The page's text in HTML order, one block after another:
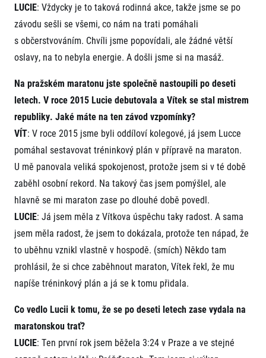
LUCIE: Vždycky je to taková rodinná akce, takže jsme se po
závodu sešli se všemi, co nám na trati pomáhali
s občerstvováním. Chvíli jsme popovídali, ale žádné větší
oslavy, na to nebyla energie. A došli jsme si na masáž.
Na pražském maratonu jste společně nastoupili po deseti
letech. V roce 2015 Lucie debutovala a Vítek se stal mistrem
republiky. Jaké máte na ten závod vzpomínky?
VÍT: V roce 2015 jsme byli oddíloví kolegové, já jsem Lucce
pomáhal sestavovat tréninkový plán v přípravě na maraton.
U mě panovala veliká spokojenost, protože jsem si v té době
zaběhl osobní rekord. Na takový čas jsem pomýšlel, ale
hlavně se mi maraton zase po dlouhé době povedl.
LUCIE: Já jsem měla z Vítkova úspěchu taky radost. A sama
jsem měla radost, že jsem to dokázala, protože ten nápad, že
to uběhnu vznikl vlastně v hospodě. (smích) Někdo tam
prohlásil, že si chce zaběhnout maraton, Vítek řekl, že mu
napíše tréninkový plán a já se k tomu přidala.
Co vedlo Lucii k tomu, že se po deseti letech zase vydala na
maratonskou trať?
LUCIE: Ten první rok jsem běžela 3:24 v Praze a ve stejné